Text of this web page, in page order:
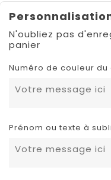
N'oubliez pas
panier
Numéro de couleur du
Prénom ou texte à